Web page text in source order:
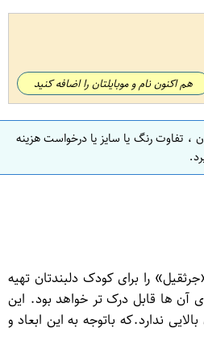
هم اکنون نام و موبایلتان را اضافه کنید
، تفاوت رنگ یا سایز یا درخواست هزینه
را برای کودک دلبندتان تهیه
آن ها قابل درک تر خواهد بود. این
ندارد.که باتوجه به این ابعاد و